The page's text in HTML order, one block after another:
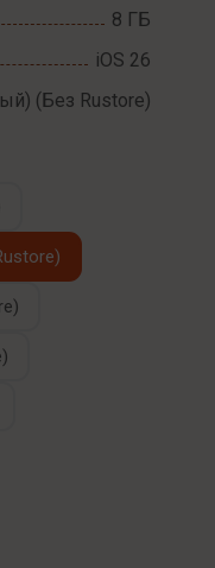
8 ГБ
iOS 26
(Без Rustore)